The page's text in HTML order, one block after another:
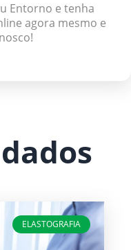
Entorno e tenha
agora mesmo e
ELASTOGRAFIA